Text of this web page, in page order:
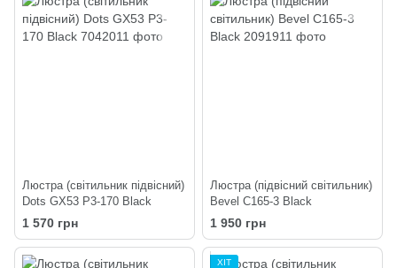
Люстра (світильник підвісний)
Dots GX53 P3-170 Black
1 570 грн
Люстра (підвісний світильник)
Bevel C165-3 Black
1 950 грн
ХІТ